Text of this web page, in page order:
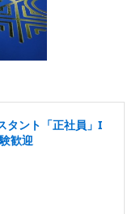
タント「正社員」I
歓迎